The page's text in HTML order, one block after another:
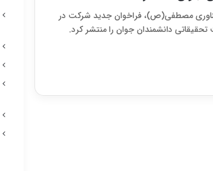
فناوری مصطفی(ص)، فراخوان جدید شرکت در
دانشمندان جوان را منتشر کرد.